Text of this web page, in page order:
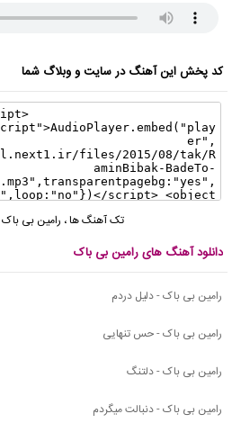
کد پخش این آهنگ در سایت و وبلاگ شما
تک آهنگ ها، رامین بی باک
دانلود آهنگ های رامین بی باک
رامین بی باک - دلیل دردم
رامین بی باک - حس تنهایی
رامین بی باک - دلتنگ
رامین بی باک - دنبالت میگردم